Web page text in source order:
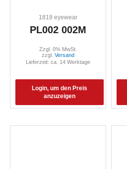
1818 eyewear
PL002 002M
Login, um den Preis
anzuzeigen
Zzgl. 0% MwSt.
zzgl. Versand
Lieferzeit: ca. 14 Werktage